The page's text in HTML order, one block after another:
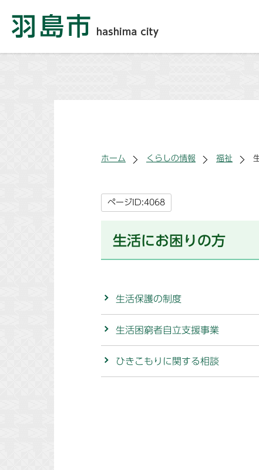
ホーム くらしの情報 福祉
ページID:4068
生活にお困りの方
生活保護の制度
生活困窮者自立支援事業
ひきこもりに関する相談